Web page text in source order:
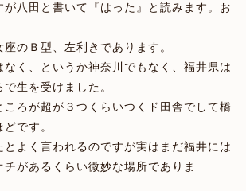
が八田と書いて『はった』と読みます。お
のＢ型、左利きであります。
く、というか神奈川でもなく、福井県は
生を受けました。
ころが超が３つくらいつくド田舎でして橋
です。
よく言われるのですが実はまだ福井には
があるくらい微妙な場所でありま